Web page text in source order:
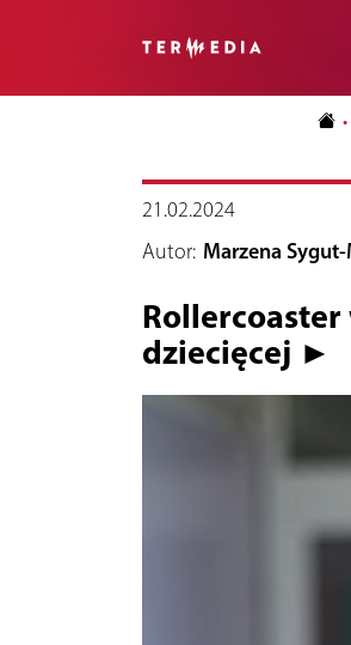
21.02.2024
Autor: Marzena
dziecięcej ►